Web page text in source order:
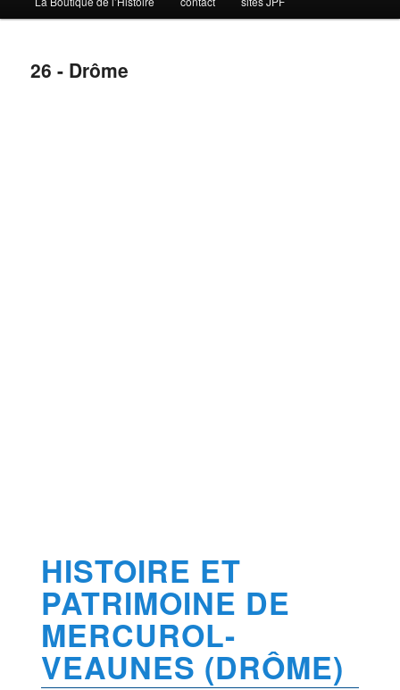
26 - Drôme
HISTOIRE ET
PATRIMOINE DE
MERCUROL-
VEAUNES (DRÔME)